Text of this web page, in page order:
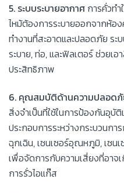
5. ระบบระบายอากาศ การคั่วทำ
ไหม้ต้องการระบายออกจากห้อ
ทำงานที่สะอาดและปลอดภัย ระ
ระบาย, ท่อ, และฟิลเตอร์ ช่วยเ
ประสิทธิภาพ
6. คุณสมบัติด้านความปลอด
สิ่งจำเป็นที่ใช้ในการป้องกันอุบั
ประกอบการระหว่างกระบวนก
ฉุกเฉิน, เซนเซอร์อุณหภูมิ, เซน
เพื่อจัดการกับความเสี่ยงที่อาจ
การรั่วไอแก๊ส